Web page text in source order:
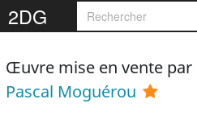
2DG
Œuvre mise en vente par
Pascal Moguérou